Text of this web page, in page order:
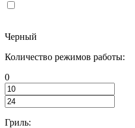
Черный
Количество режимов работы:
0
Гриль: